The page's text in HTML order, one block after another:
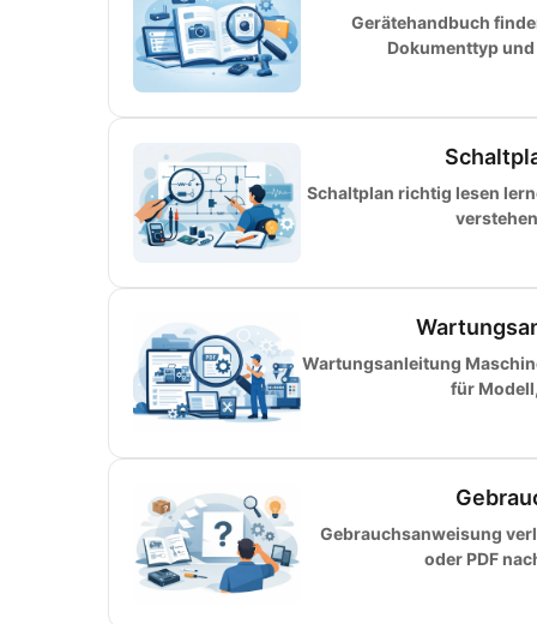
Gerätehandbuch
Dokumenttyp
Schaltplan richtig lesen
Wartungsanleitung
für
Gebrauchsanweisung
oder PDF